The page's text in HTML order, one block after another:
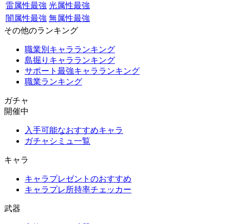
雷属性最強 光属性最強
闇属性最強 無属性最強
その他のランキング
職業別キャラランキング
島掘りキャラランキング
サポート最強キャラランキング
職業ランキング
ガチャ
開催中
入手可能なおすすめキャラ
ガチャシミュ一覧
キャラ
キャラプレゼントのおすすめ
キャラプレ所持率チェッカー
武器